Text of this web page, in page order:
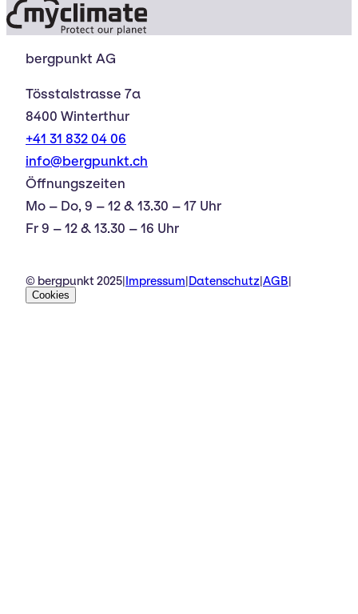
bergpunkt AG
Tösstalstrasse 7a
8400 Winterthur
+41 31 832 04 06
info@bergpunkt.ch
Öffnungszeiten
Mo – Do, 9 – 12 & 13.30 – 17 Uhr
Fr 9 – 12 & 13.30 – 16 Uhr
© bergpunkt 2025 Impressum Datenschutz AGB
Cookies